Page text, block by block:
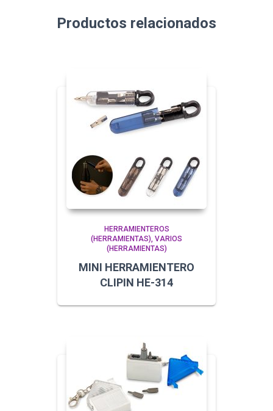
Productos relacionados
HERRAMIENTEROS
(HERRAMIENTAS) VARIOS
(HERRAMIENTAS)
MINI HERRAMIENTERO
CLIPIN HE-314